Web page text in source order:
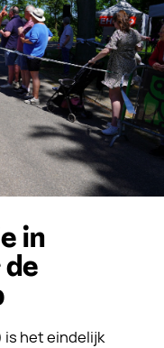
in
is het eindelijk